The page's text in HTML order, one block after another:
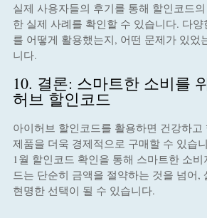
실제 사용자들의 후기를 통해 할인코드
한 실제 사례를 확인할 수 있습니다. 다
를 어떻게 활용했는지, 어떤 문제가 있었
니다.
10. 결론: 스마트한 소비를
허브 할인코드
아이허브 할인코드를 활용하면 건강하
제품을 더욱 경제적으로 구매할 수 있습
1월 할인코드 확인을 통해 스마트한 소
드는 단순히 금액을 절약하는 것을 넘어,
현명한 선택이 될 수 있습니다.